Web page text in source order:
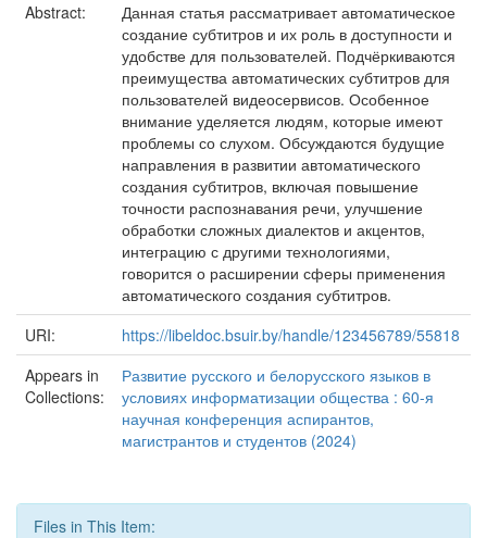
Abstract:
Данная статья рассматривает автоматическое
создание субтитров и их роль в доступности и
удобстве для пользователей. Подчёркиваются
преимущества автоматических субтитров для
пользователей видеосервисов. Особенное
внимание уделяется людям, которые имеют
проблемы со слухом. Обсуждаются будущие
направления в развитии автоматического
создания субтитров, включая повышение
точности распознавания речи, улучшение
обработки сложных диалектов и акцентов,
интеграцию с другими технологиями,
говорится о расширении сферы применения
автоматического создания субтитров.
URI:
https://libeldoc.bsuir.by/handle/123456789/55818
Appears in
Collections:
Развитие русского и белорусского языков в
условиях информатизации общества : 60-я
научная конференция аспирантов,
магистрантов и студентов (2024)
Files in This Item: